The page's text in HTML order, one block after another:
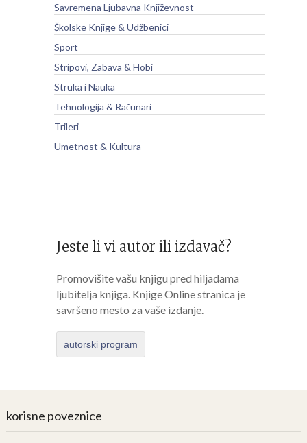
Savremena Ljubavna Književnost
Školske Knjige & Udžbenici
Sport
Stripovi, Zabava & Hobi
Struka i Nauka
Tehnologija & Računari
Trileri
Umetnost & Kultura
Jeste li vi autor ili izdavač?
Promovišite vašu knjigu pred hiljadama
ljubitelja knjiga. Knjige Online stranica je
savršeno mesto za vaše izdanje.
autorski program
korisne poveznice